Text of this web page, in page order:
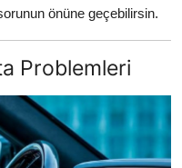
önüne geçebilirsin.
Problemleri